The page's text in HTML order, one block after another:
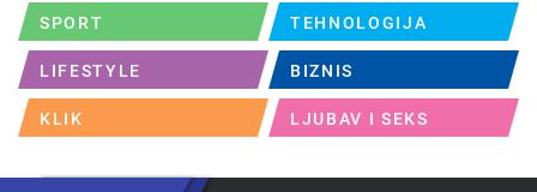
SPORT TEHNOLOGIJA
LIFESTYLE BIZNIS
KLIK LJUBAV I SEKS